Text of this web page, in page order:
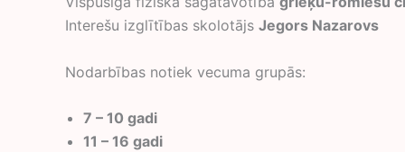
Interešu izglītības skolotājs Jegors Nazarovs
Nodarbības notiek vecuma grupās:
7 – 10 gadi
11 – 16 gadi